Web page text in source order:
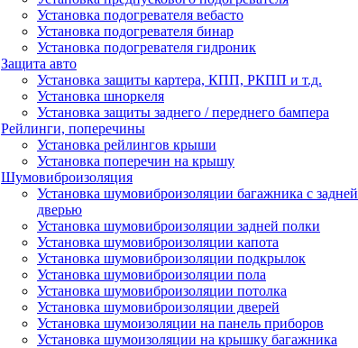
Установка подогревателя вебасто
Установка подогревателя бинар
Установка подогревателя гидроник
Защита авто
Установка защиты картера, КПП, РКПП и т.д.
Установка шноркеля
Установка защиты заднего / переднего бампера
Рейлинги, поперечины
Установка рейлингов крыши
Установка поперечин на крышу
Шумовиброизоляция
Установка шумовиброизоляции багажника с задней
дверью
Установка шумовиброизоляции задней полки
Установка шумовиброизоляции капота
Установка шумовиброизоляции подкрылок
Установка шумовиброизоляции пола
Установка шумовиброизоляции потолка
Установка шумовиброизоляции дверей
Установка шумоизоляции на панель приборов
Установка шумоизоляции на крышку багажника